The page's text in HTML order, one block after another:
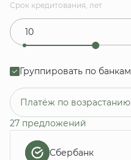
Срок кредитования, лет
Группировать по банкам
Платёж по возрастанию
27 предложений
Сбербанк